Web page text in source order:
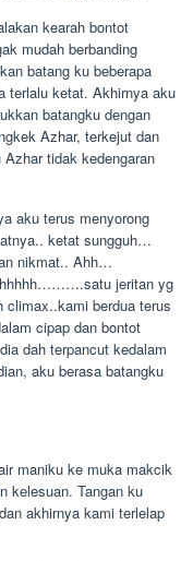
kearah bontot
mudah berbanding
batang ku beberapa
terlalu ketat. Akhirnya aku
batangku dengan
Azhar, terkejut dan
tidak kedengaran
aku terus menyorong
ketat sungguh…
nikmat.. Ahh…
jeritan yg
climax..kami berdua terus
cipap dan bontot
dah terpancut kedalam
aku berasa batangku
maniku ke muka makcik
kelesuan. Tangan ku
akhirnya kami terlelap